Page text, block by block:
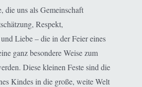
die uns als Gemeinschaft
Respekt,
Liebe – die in der Feier eines
ganz besondere Weise zum
Diese kleinen Feste sind die
Kindes in die große, weite Welt